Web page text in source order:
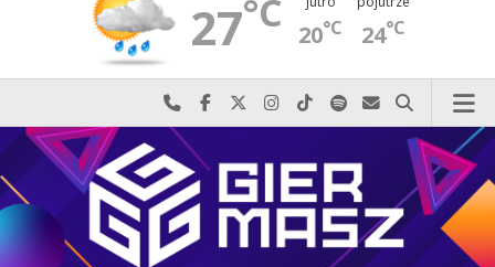
27°C 20°C 24°C
Najlepiej po prostu do nas zadzwoń
Odwiedź nas na Facebook-u
Odwiedź nas na X
Odwiedź nas na Instagram-ie
Odwiedź nas na TikTok-u
Szukaj nas na Spotify
Wyślij do nas
Szukaj